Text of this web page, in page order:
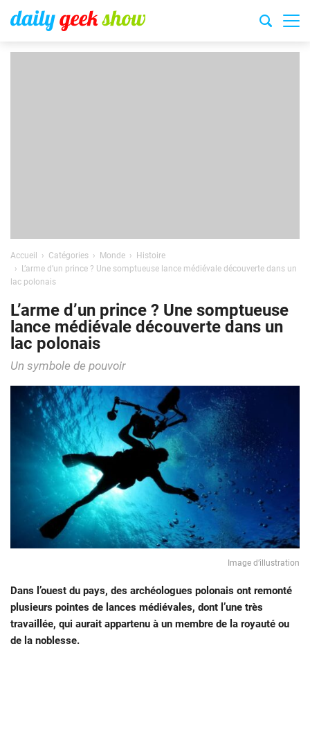
Accueil Catégories Monde
Histoire
L’arme d’un prince ? Une somptueuse lance médiévale découverte dans un
lac polonais
L’arme d’un prince ? Une somptueuse
lance médiévale découverte dans un
lac polonais
Un symbole de pouvoir
Image d’illustration
Dans l’ouest du pays, des archéologues polonais ont remonté
plusieurs pointes de lances médiévales, dont l’une très
travaillée, qui aurait appartenu à un membre de la royauté ou
de la noblesse.